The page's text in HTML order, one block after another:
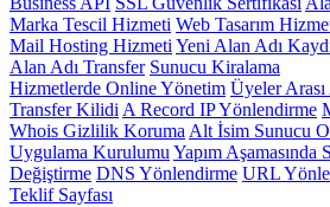
Marka Tescil Hizmeti Web Tasarım
Mail Hosting Hizmeti Yeni Alan Adı
Alan Adı Transfer Sunucu Kiralama
Hizmetlerde Online Yönetim Üyeler Arası
Transfer Kilidi A Record IP Yönlendirme
Whois Gizlilik Koruma Alt İsim Sunucu
Uygulama Kurulumu Yapım Aşamasında
Değiştirme DNS Yönlendirme URL
Teklif Sayfası